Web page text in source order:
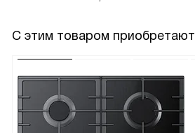
С этим товаром приобретают